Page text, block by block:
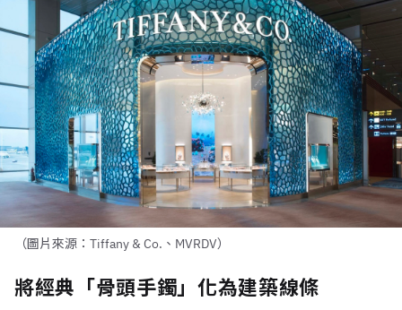
（圖片來源：Tiffany & Co.、MVRDV）
將經典「骨頭手鐲」化為建築線條